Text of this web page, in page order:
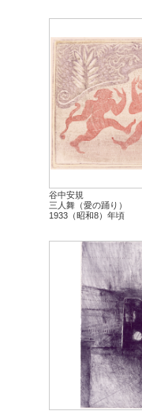
谷中安規
三人舞（愛の踊り）
1933（昭和8）年頃